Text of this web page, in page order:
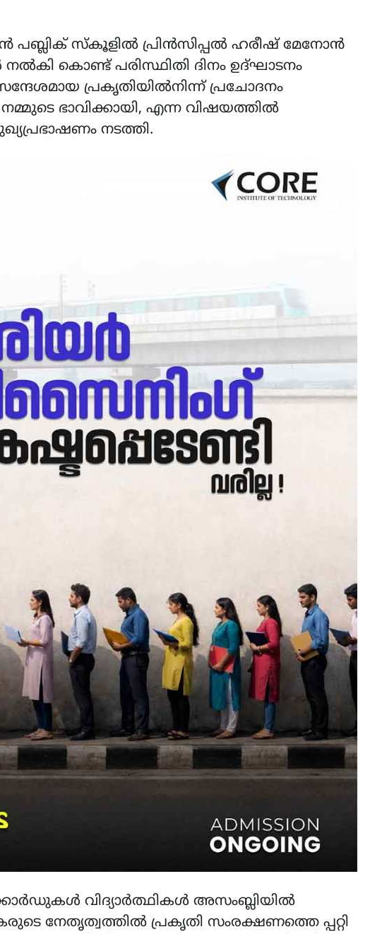
പബ്ലിക് സ്കൂളിൽ പ്രിൻസിപ്പൽ ഹരീഷ് മേനോൻ
കൊണ്ട് പരിസ്ഥിതി ദിനം ഉദ്ഘാടനം
പ്രകൃതിയിൽനിന്ന് പ്രചോദനം
ഭാവിക്കായി, എന്ന വിഷയത്തിൽ
നടത്തി.
വിദ്യാർത്ഥികൾ അസംബ്ലിയിൽ
നേതൃത്വത്തിൽ പ്രകൃതി സംരക്ഷണത്തെ പ്പറ്റി
LATEST LITERATURE
സർഗ്ഗസാഹിതി-
കവിതാസംഗമം 2026 കവിതാ
ചർച്ച കാട്ടൂർ, ടി. കെ. ബാലൻ
ഹാളിൽ 16ന്
August 6, 2026